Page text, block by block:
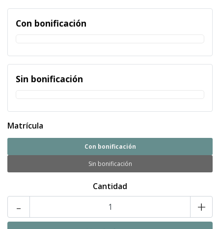
Con bonificación
Sin bonificación
Matrícula
Con bonificación
Sin bonificación
Cantidad
- +